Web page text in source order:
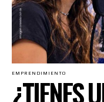
EMPRENDIMIENTO
¿TIENES